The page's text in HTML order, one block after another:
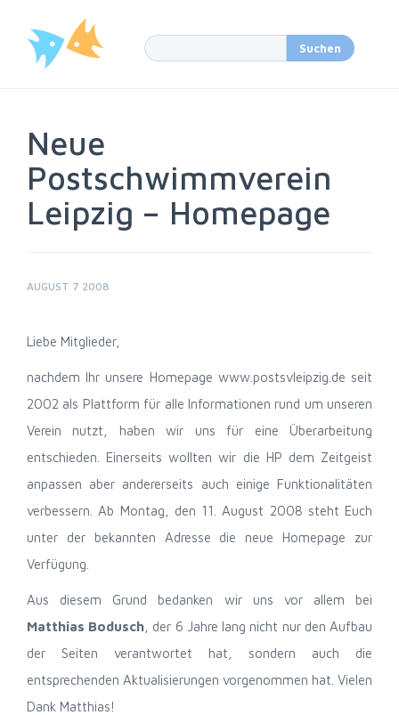
Neue
Postschwimmverein
Leipzig – Homepage
AUGUST 7 2008
Liebe Mitglieder,
nachdem Ihr unsere Homepage www.postsvleipzig.de seit
2002 als Plattform für alle Informationen rund um unseren
Verein nutzt, haben wir uns für eine Überarbeitung
entschieden. Einerseits wollten wir die HP dem Zeitgeist
anpassen aber andererseits auch einige Funktionalitäten
verbessern. Ab Montag, den 11. August 2008 steht Euch
unter der bekannten Adresse die neue Homepage zur
Verfügung.
Aus diesem Grund bedanken wir uns vor allem bei
Matthias Bodusch , der 6 Jahre lang nicht nur den Aufbau
der Seiten verantwortet hat, sondern auch die
entsprechenden Aktualisierungen vorgenommen hat. Vielen
Dank Matthias!